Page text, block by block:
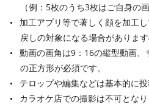
（例：5枚のうち3枚はご自身の画
加工アプリ等で著しく顔を加工
戻しの対象になる場合がありま
動画の画角は9：16の縦型動画
の正方形が必須です。
テロップや編集などは基本的に
カラオケ店での撮影は不可となり